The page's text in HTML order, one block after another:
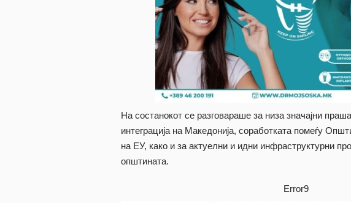
На состанокот се разговараше за низа значајни
интеграција на Македонија, соработката помеѓу
на ЕУ, како и за актуелни и идни инфраструктурни
општината.
Error9